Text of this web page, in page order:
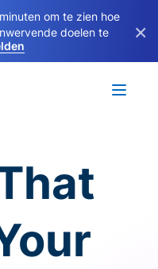
om te zien hoe
doelen te
×